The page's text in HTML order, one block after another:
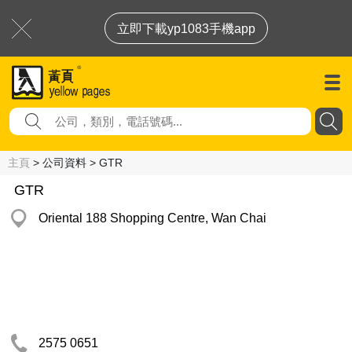
立即下載yp1083手機app
主頁 > 公司資料 > GTR
GTR
Oriental 188 Shopping Centre, Wan Chai
2575 0651